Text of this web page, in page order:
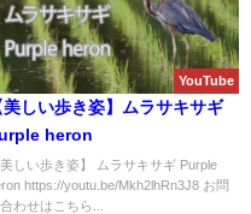
YouTube
美しい歩き姿】ムラサキサギ
heron
美しい歩き姿】 ムラサキサギ Purple
https://youtu.be/Mkh2lhRn3J8 お問
わせはこちら...